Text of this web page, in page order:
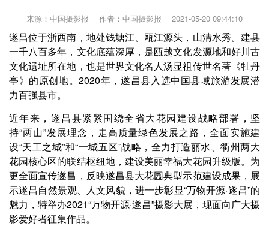
来源：中国摄影报 作者：中国摄影报 2021-05-20 09:44:10
遂昌位于浙西南，地处钱塘江、瓯江源头，山清水秀。建县
一千八百多年，文化底蕴深厚，是瓯越文化发源地和好川古
文化遗址所在地，也是世界文化名人汤显祖传世名著《牡丹
亭》的原创地。2020年，遂昌县入选中国县域旅游发展潜
力百强县市。
近年来，遂昌县紧紧围绕全省大花园建设战略部署，坚
持“两山”发展理念，走高质量绿色发展之路，全面实施建
设“天工之城”和“一城五区”战略，全力打造丽水、衢州两大
花园核心区的联结枢纽地，建设美丽幸福大花园升级版。为
更全面宣传遂昌，反映遂昌县大花园典型示范建设成果，展
示遂昌自然景观、人文风貌，进一步彰显“万物开源·遂昌”的
魅力，特举办2021“万物开源·遂昌”摄影大展，现面向广大摄
影爱好者征集作品。